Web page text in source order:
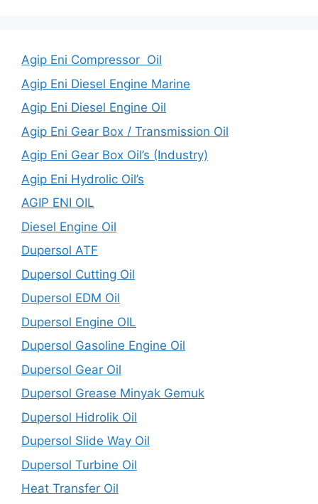
Agip Eni Compressor Oil
Agip Eni Diesel Engine Marine
Agip Eni Diesel Engine Oil
Agip Eni Gear Box / Transmission Oil
Agip Eni Gear Box Oil’s (Industry)
Agip Eni Hydrolic Oil’s
AGIP ENI OIL
Diesel Engine Oil
Dupersol ATF
Dupersol Cutting Oil
Dupersol EDM Oil
Dupersol Engine OIL
Dupersol Gasoline Engine Oil
Dupersol Gear Oil
Dupersol Grease Minyak Gemuk
Dupersol Hidrolik Oil
Dupersol Slide Way Oil
Dupersol Turbine Oil
Heat Transfer Oil